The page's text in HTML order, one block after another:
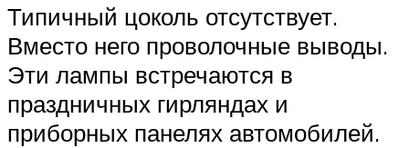
Типичный цоколь отсутствует.
Вместо него проволочные выводы.
Эти лампы встречаются в
праздничных гирляндах и
приборных панелях автомобилей.